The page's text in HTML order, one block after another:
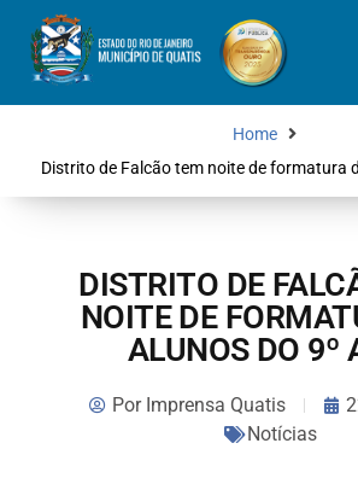
Home
Distrito de Falcão tem noite de formatura
DISTRITO DE
NOITE DE
ALUNOS DO 9º
PorImprensa Quatis
Notícias